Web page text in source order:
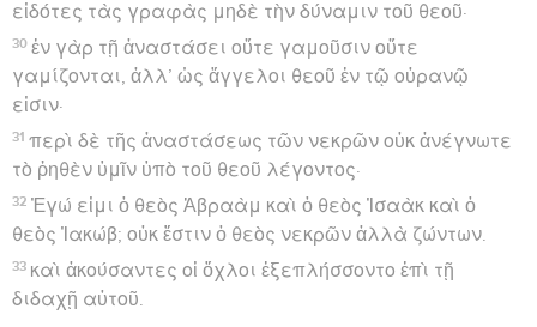
εἰδότες τὰς γραφὰς μηδὲ τὴν δύναμιν τοῦ θεοῦ·
30 ἐν γὰρ τῇ ἀναστάσει οὔτε γαμοῦσιν οὔτε
γαμίζονται, ἀλλ’ ὡς ἄγγελοι θεοῦ ἐν τῷ οὐρανῷ
εἰσιν·
31 περὶ δὲ τῆς ἀναστάσεως τῶν νεκρῶν οὐκ ἀνέγνωτε
τὸ ῥηθὲν ὑμῖν ὑπὸ τοῦ θεοῦ λέγοντος·
32 Ἐγώ εἰμι ὁ θεὸς Ἀβραὰμ καὶ ὁ θεὸς Ἰσαὰκ καὶ ὁ
θεὸς Ἰακώβ; οὐκ ἔστιν ὁ θεὸς νεκρῶν ἀλλὰ ζώντων.
33 καὶ ἀκούσαντες οἱ ὄχλοι ἐξεπλήσσοντο ἐπὶ τῇ
διδαχῇ αὐτοῦ.